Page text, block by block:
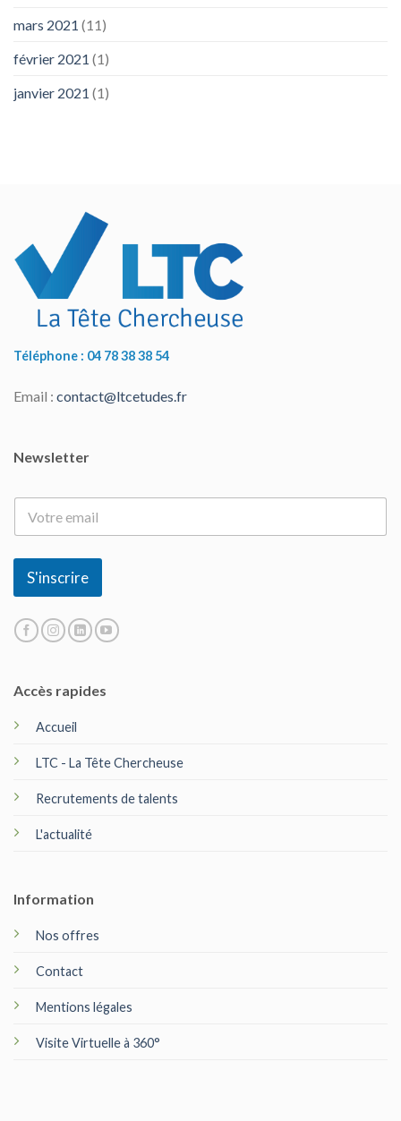
mars 2021 (11)
février 2021 (1)
janvier 2021 (1)
Téléphone : 04 78 38 38 54
Email : contact@ltcetudes.fr
Accès rapides
Accueil
LTC - La Tête Chercheuse
Recrutements de talents
L'actualité
Information
Nos offres
Contact
Mentions légales
Visite Virtuelle à 360°
Newsletter
m
a
S'inscrire